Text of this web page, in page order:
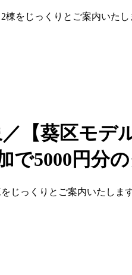
棟をじっくりとご案内い
【葵区モ
で5000円分